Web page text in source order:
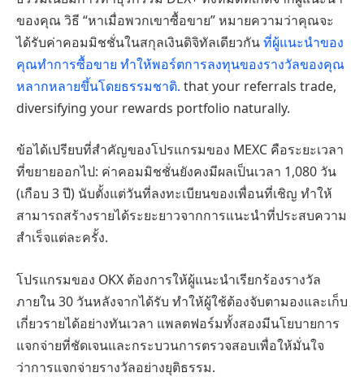
ของคุณ วิธี “หาเมื่อพวกเขาซื้อขาย” หมายความว่าคุณจะ
ได้รับค่าคอมมิชชั่นในสกุลเงินดิจิทัลเดียวกันที่ผู้แนะนำของ
คุณทำการซื้อขาย ทำให้พอร์ตการลงทุนของรางวัลของคุณ
หลากหลายขึ้นโดยธรรมชาติ. that your referrals trade,
diversifying your rewards portfolio naturally.
ข้อได้เปรียบที่สำคัญของโปรแกรมของ MEXC คือระยะเวลา
ที่ขยายออกไป: ค่าคอมมิชชั่นยังคงมีผลเป็นเวลา 1,080 วัน
(เกือบ 3 ปี) นับตั้งแต่วันที่ลงทะเบียนของเพื่อนที่เชิญ ทำให้
สามารถสร้างรายได้ระยะยาวจากการแนะนำที่ประสบความ
สำเร็จแต่ละครั้ง.
โปรแกรมของ OKX ต้องการให้ผู้แนะนำเรียกร้องรางวัล
ภายใน 30 วันหลังจากได้รับ ทำให้ผู้ใช้ต้องจับตามองและเก็บ
เกี่ยวรายได้อย่างทันเวลา แพลตฟอร์มทั้งสองมีนโยบายการ
แจกจ่ายที่ชัดเจนและกระบวนการตรวจสอบเพื่อให้มั่นใจ
ว่าการแจกจ่ายรางวัลอย่างยุติธรรม.